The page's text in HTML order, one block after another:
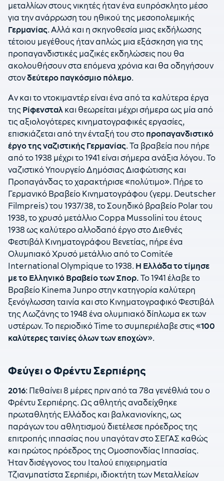
μεταλλίων στους νικητές ήταν ένα ευπρόσκλητο μέσο
για την ανάρρωση του ηθικού της μεσοπολεμικής
Γερμανίας. Αλλά και η σκηνοθεσία μιας εκδήλωσης
τέτοιου μεγέθους ήταν απλώς μια εξάσκηση για της
προπαγανδιστικές μαζικές εκδηλώσεις που θα
ακολουθήσουν στα επόμενα χρόνια και θα οδηγήσουν
στονδεύτερο παγκόσμιο πόλεμο.
Αν και το ντοκιμαντέρ είναι ένα από τα καλύτερα έργα
της Ρίφενσταλ και θεωρείται μέχρι σήμερα ως μία από
τις αξιολογότερες κινηματογραφικές εργασίες,
επισκιάζεται από την ένταξή του στο προπαγανδιστικό
έργο της ναζιστικής Γερμανίας. Τα βραβεία που πήρε
από το 1938 μέχρι το 1941 είναι σήμερα ανάξια λόγου. Το
ναζιστικό Υπουργείο Δημόσιας Διαφώτισης και
Προπαγάνδας το χαρακτήρισε «πολύτιμο». Πήρε το
Γερμανικό Βραβείο Κινηματογράφου (γερμ. Deutscher
Filmpreis) του 1937/38, το Σουηδικό βραβείο Polar του
1938, το χρυσό μετάλλιο Coppa Mussolini του έτους
1938 ως καλύτερο αλλοδαπό έργο στο Διεθνές
Φεστιβάλ Κινηματογράφου Βενετίας, πήρε ένα
Ολυμπιακό Χρυσό μετάλλιο από το Comitée
International Olympique το 1938. Η Ελλάδα το τίμησε
με το Ελληνικό Βραβείο των Σπορ. Το 1941 έλαβε το
Βραβείο Kinema Junpo στην κατηγορία καλύτερη
ξενόγλωσση ταινία και στο Κινηματογραφικό Φεστιβάλ
της Λωζάνης το 1948 ένα ολυμπιακό δίπλωμα εκ των
υστέρων. Το περιοδικό Time το συμπεριέλαβε στις «100
καλύτερες ταινίες όλων των εποχών».
Φεύγει ο Φρέντυ Σερπιέρης
2016: Πεθαίνει 8 μέρες πριν από τα 78α γενέθλιά του ο
Φρέντυ Σερπιέρης. Ως αθλητής αναδείχθηκε
πρωταθλητής Ελλάδος και βαλκανιονίκης, ως
παράγων του αθλητισμού διετέλεσε πρόεδρος της
επιτροπής ιππασίας που υπαγόταν στο ΣΕΓΑΣ καθώς
και πρώτος πρόεδρος της Ομοσπονδίας Ιππασίας.
Ήταν δισέγγονος του Ιταλού επιχειρηματία
Τζιανμπατίστα Σερπιέρι, ιδιοκτήτη των Μεταλλείων